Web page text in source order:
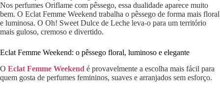
Nos perfumes Oriflame com pêssego, essa dualidade aparece muito
bem. O Eclat Femme Weekend trabalha o pêssego de forma mais floral
e luminosa. O Oh! Sweet Dulce de Leche leva-o para um território
mais guloso, cremoso e divertido.
Eclat Femme Weekend: o pêssego floral, luminoso e elegante
O Eclat Femme Weekend é provavelmente a escolha mais fácil para
quem gosta de perfumes femininos, suaves e arranjados sem esforço.